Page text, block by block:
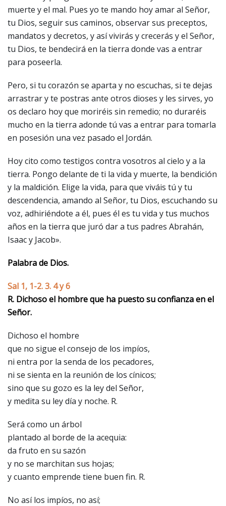
muerte y el mal. Pues yo te mando hoy amar al Señor,
tu Dios, seguir sus caminos, observar sus preceptos,
mandatos y decretos, y así vivirás y crecerás y el Señor,
tu Dios, te bendecirá en la tierra donde vas a entrar
para poseerla.
Pero, si tu corazón se aparta y no escuchas, si te dejas
arrastrar y te postras ante otros dioses y les sirves, yo
os declaro hoy que moriréis sin remedio; no duraréis
mucho en la tierra adonde tú vas a entrar para tomarla
en posesión una vez pasado el Jordán.
Hoy cito como testigos contra vosotros al cielo y a la
tierra. Pongo delante de ti la vida y muerte, la bendición
y la maldición. Elige la vida, para que viváis tú y tu
descendencia, amando al Señor, tu Dios, escuchando su
voz, adhiriéndote a él, pues él es tu vida y tus muchos
años en la tierra que juró dar a tus padres Abrahán,
Isaac y Jacob».
Palabra de Dios.
Sal 1, 1-2. 3. 4 y 6
R. Dichoso el hombre que ha puesto su confianza en el
Señor.
Dichoso el hombre
que no sigue el consejo de los impíos,
ni entra por la senda de los pecadores,
ni se sienta en la reunión de los cínicos;
sino que su gozo es la ley del Señor,
y medita su ley día y noche. R.
Será como un árbol
plantado al borde de la acequia:
da fruto en su sazón
y no se marchitan sus hojas;
y cuanto emprende tiene buen fin. R.
No así los impíos, no así;